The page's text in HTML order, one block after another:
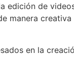
edición de
manera
en la